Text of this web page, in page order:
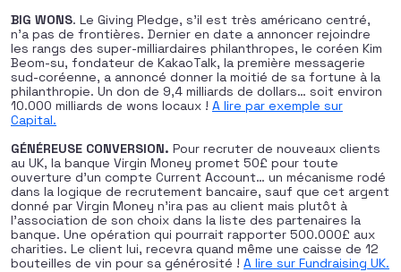
BIG WONS. Le Giving Pledge, s’il est très américano centré,
n’a pas de frontières. Dernier en date a annoncer rejoindre
les rangs des super-milliardaires philanthropes, le coréen Kim
Beom-su, fondateur de KakaoTalk, la première messagerie
sud-coréenne, a annoncé donner la moitié de sa fortune à la
philanthropie. Un don de 9,4 milliards de dollars… soit environ
10.000 milliards de wons locaux ! A lire par exemple sur
Capital.
GÉNÉREUSE CONVERSION. Pour recruter de nouveaux clients
au UK, la banque Virgin Money promet 50£ pour toute
ouverture d’un compte Current Account… un mécanisme rodé
dans la logique de recrutement bancaire, sauf que cet argent
donné par Virgin Money n’ira pas au client mais plutôt à
l’association de son choix dans la liste des partenaires la
banque. Une opération qui pourrait rapporter 500.000£ aux
charities. Le client lui, recevra quand même une caisse de 12
bouteilles de vin pour sa générosité ! A lire sur Fundraising UK.